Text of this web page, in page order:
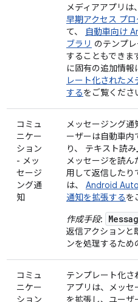
メディアアプリ
早期アクセス プ
て、
自動車向け
ブラリ のテンプ
することもできま
に固有の追加情報
レート化された
するをご覧くださ
コミュ
ニケー
ション
- メッ
セージ
ング通
知
メッセージング通
ーザーは自動車内
り、 テキスト読
メッセージを読ん
用して返信したり
は、 Android
通知を拡張するを
作成手段:
返信アクションと
ンを処理するため
コミュ
ニケー
ション
テンプレート化さ
アプリは、メッセ
を拡張し、ユーザ